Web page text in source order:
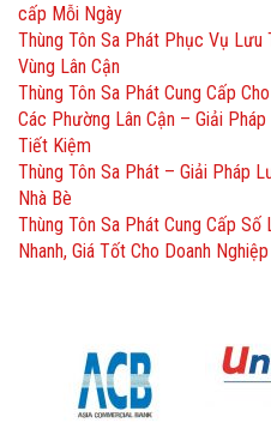
cấp Mỗi Ngày
Thùng Tôn Sa Phát Phục Vụ Lưu
Vùng Lân Cận
Thùng Tôn Sa Phát Cung Cấp
Các Phường Lân Cận – Giải
Tiết Kiệm
Thùng Tôn Sa Phát – Giải Pháp
Nhà Bè
Thùng Tôn Sa Phát Cung Cấp
Nhanh, Giá Tốt Cho Doanh Nghiệp